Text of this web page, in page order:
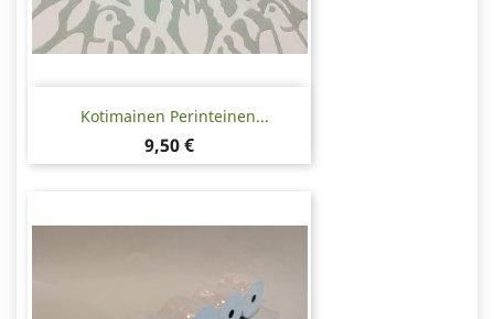
Kotimainen Perinteinen...
Hinta
9,50 €